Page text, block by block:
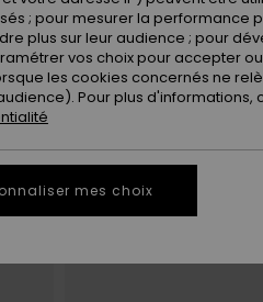
; pour mesurer la performance
plus sur leur audience ; pour
vos choix pour accepter
les cookies concernés ne
Pour plus d'informations,
mes choix